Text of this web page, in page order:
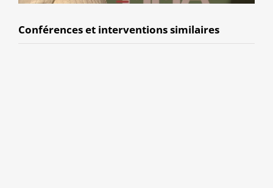
Conférences et interventions similaires